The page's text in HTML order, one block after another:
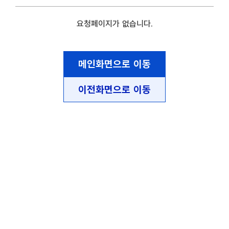
요청페이지가 없습니다.
메인화면으로 이동
이전화면으로 이동